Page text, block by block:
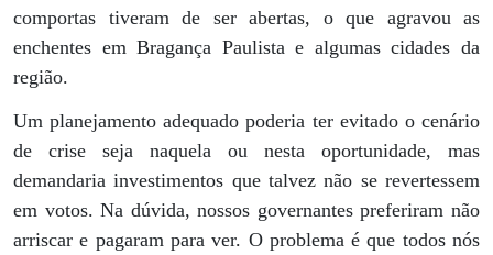
comportas tiveram de ser abertas, o que agravou as
enchentes em Bragança Paulista e algumas cidades da
região.
Um planejamento adequado poderia ter evitado o cenário
de crise seja naquela ou nesta oportunidade, mas
demandaria investimentos que talvez não se revertessem
em votos. Na dúvida, nossos governantes preferiram não
arriscar e pagaram para ver. O problema é que todos nós